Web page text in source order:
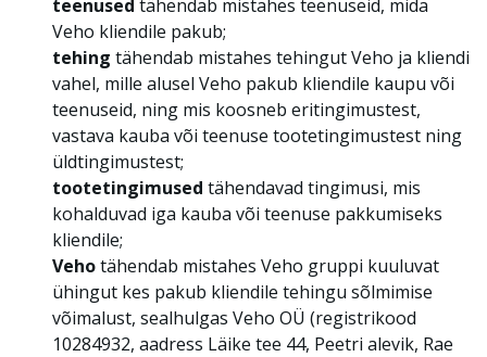
teenused tähendab mistahes teenuseid, mida
Veho kliendile pakub;
tehing tähendab mistahes tehingut Veho ja kliendi
vahel, mille alusel Veho pakub kliendile kaupu või
teenuseid, ning mis koosneb eritingimustest,
vastava kauba või teenuse tootetingimustest ning
üldtingimustest;
tootetingimused tähendavad tingimusi, mis
kohalduvad iga kauba või teenuse pakkumiseks
kliendile;
Vehotähendab mistahes Veho gruppi kuuluvat
ühingut kes pakub kliendile tehingu sõlmimise
võimalust, sealhulgas Veho OÜ (registrikood
10284932, aadress Läike tee 44, Peetri alevik, Rae